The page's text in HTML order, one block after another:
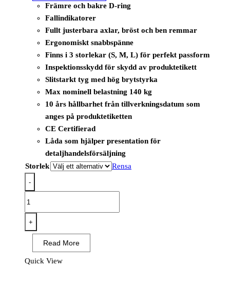
Främre och bakre D-ring
Fallindikatorer
Fullt justerbara axlar, bröst och ben remmar
Ergonomiskt snabbspänne
Finns i 3 storlekar (S, M, L) för perfekt passform
Inspektionsskydd för skydd av produktetikett
Slitstarkt tyg med hög brytstyrka
Max nominell belastning 140 kg
10 års hållbarhet från tillverkningsdatum som
anges på produktetiketten
CE Certifierad
Låda som hjälper presentation för
detaljhandelsförsäljning
Storlek
Rensa
-
Portwest
Ultra
Punkts
+
Read More
Quick View